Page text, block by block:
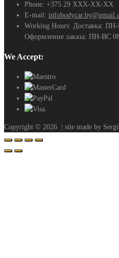
Phone: +375 29 ХХХ-ХХ-ХХ
E-mail:
Working Hours: Доставка:
Оформление заказа: ПН-ВС
We Accept:
Copyright © 2026 | site made by